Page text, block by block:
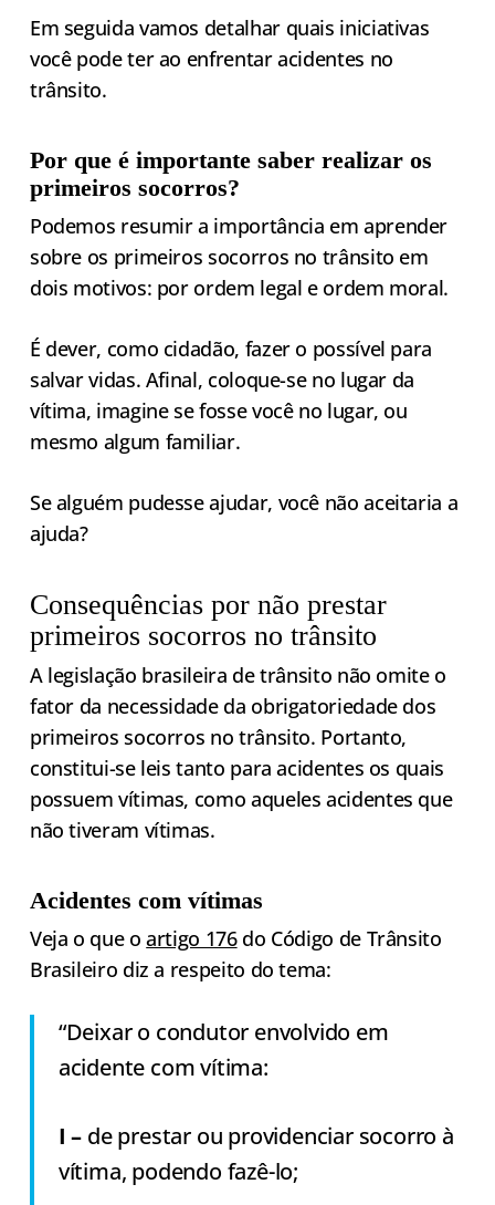
Em seguida vamos detalhar quais iniciativas
você pode ter ao enfrentar acidentes no
trânsito.
Por que é importante saber realizar os
primeiros socorros?
Podemos resumir a importância em aprender
sobre os primeiros socorros no trânsito em
dois motivos: por ordem legal e ordem moral.
É dever, como cidadão, fazer o possível para
salvar vidas. Afinal, coloque-se no lugar da
vítima, imagine se fosse você no lugar, ou
mesmo algum familiar.
Se alguém pudesse ajudar, você não aceitaria a
ajuda?
Consequências por não prestar
primeiros socorros no trânsito
A legislação brasileira de trânsito não omite o
fator da necessidade da obrigatoriedade dos
primeiros socorros no trânsito. Portanto,
constitui-se leis tanto para acidentes os quais
possuem vítimas, como aqueles acidentes que
não tiveram vítimas.
Acidentes com vítimas
Veja o que oartigo 176do Código de Trânsito
Brasileiro diz a respeito do tema:
“Deixar o condutor envolvido em
acidente com vítima:
I – de prestar ou providenciar socorro à
vítima, podendo fazê-lo;